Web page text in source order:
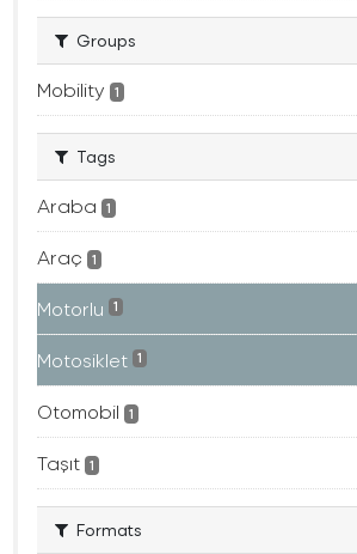
Groups
Mobility 1
Tags
Araba 1
Araç 1
Motorlu 1
Motosiklet 1
Otomobil 1
Taşıt 1
Formats